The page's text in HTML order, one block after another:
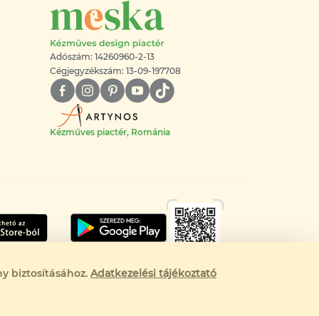
Adószám: 14260960-2-13
Cégjegyzékszám: 13-09-197708
Kézműves piactér, Románia
biztosításához. Adatkezelési tájékoztató